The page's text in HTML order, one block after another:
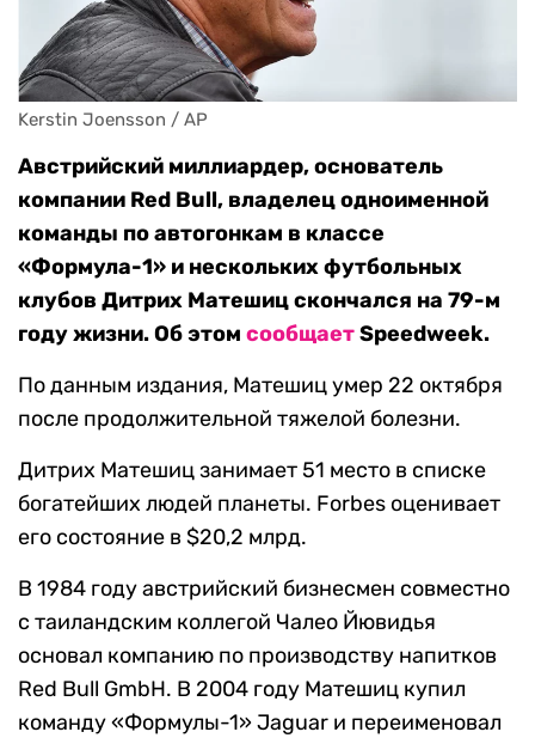
Kerstin Joensson / AP
Австрийский миллиардер, основатель
компании Red Bull, владелец одноименной
команды по автогонкам в классе
«Формула-1» и нескольких футбольных
клубов Дитрих Матешиц скончался на 79-м
году жизни. Об этом сообщаетSpeedweek.
По данным издания, Матешиц умер 22 октября
после продолжительной тяжелой болезни.
Дитрих Матешиц занимает 51 место в списке
богатейших людей планеты. Forbes оценивает
его состояние в $20,2 млрд.
В 1984 году австрийский бизнесмен совместно
с таиландским коллегой Чалео Йювидья
основал компанию по производству напитков
Red Bull GmbH. В 2004 году Матешиц купил
команду «Формулы-1» Jaguar и переименовал